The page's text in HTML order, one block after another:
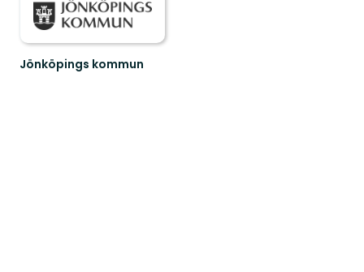
Jönköpings kommun